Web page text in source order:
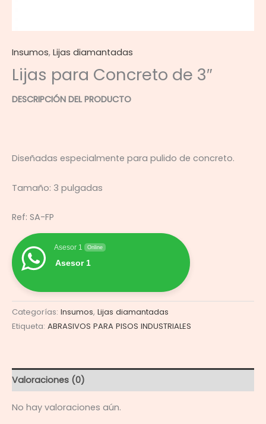
Insumos, Lijas diamantadas
Lijas para Concreto de 3″
DESCRIPCIÓN DEL PRODUCTO
Diseñadas especialmente para pulido de concreto.
Tamaño: 3 pulgadas
Ref: SA-FP
Asesor 1 Online
Asesor 1
Categorías: Insumos, Lijas diamantadas
Etiqueta: ABRASIVOS PARA PISOS INDUSTRIALES
Valoraciones (0)
No hay valoraciones aún.